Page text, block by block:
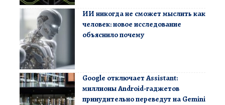
ИИ никогда не сможет мыслить как
человек: новое исследование
объяснило почему
Google отключает Assistant:
миллионы Android-гаджетов
принудительно переведут на Gemini